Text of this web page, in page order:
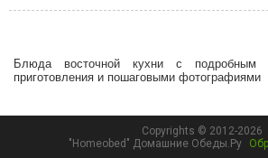
Блюда восточной кухни с подробным
приготовления и пошаговыми фотографиями
Copyrights © 2012-2026
"Homeobed" Домашние Обеды.Ру